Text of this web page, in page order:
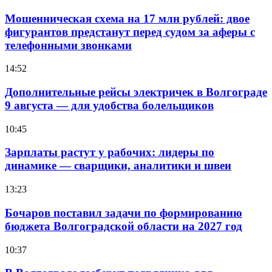
Мошенническая схема на 17 млн рублей: двое
фигурантов предстанут перед судом за аферы с
телефонными звонками
14:52
Дополнительные рейсы электричек в Волгограде
9 августа — для удобства болельщиков
10:45
Зарплаты растут у рабочих: лидеры по
динамике — сварщики, аналитики и швеи
13:23
Бочаров поставил задачи по формированию
бюджета Волгоградской области на 2027 год
10:37